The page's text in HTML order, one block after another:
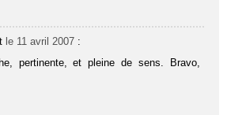
le 11 avril 2007 :
pertinente, et pleine de sens. Bravo,